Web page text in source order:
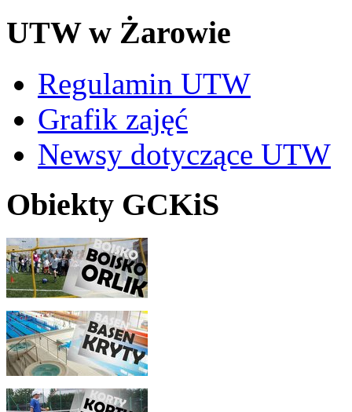
UTW w Żarowie
Regulamin UTW
Grafik zajęć
Newsy dotyczące UTW
Obiekty GCKiS